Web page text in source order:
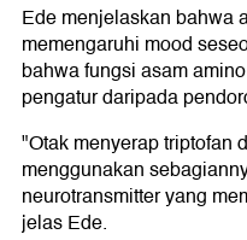
Ede menjelaskan bahwa
memengaruhi mood
bahwa fungsi asam
pengatur daripada
"Otak menyerap triptofan
menggunakan
neurotransmitter yang
jelas Ede.